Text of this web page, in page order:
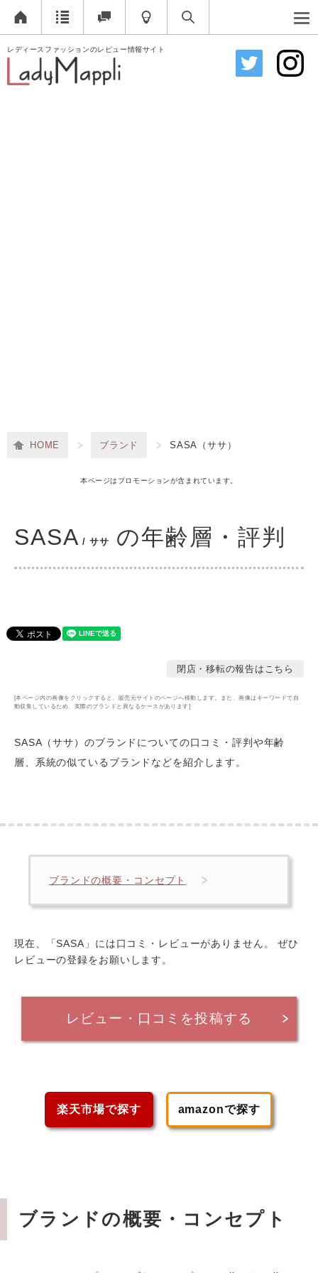
レディースファッションのレビュー情報サイト
HOME ブランド SASA（ササ）
本ページはプロモーションが含まれています。
SASA / ササ の年齢層・評判
閉店・移転の報告はこちら
[本ページ内の画像をクリックすると、販売元サイトのページへ移動します。また、画像はキーワードで自
動収集しているため、実際のブランドと異なるケースがあります]
SASA（ササ）のブランドについての口コミ・評判や年齢
層
、系統の似ているブランドなどを紹介します。
ブランドの概要・コンセプト
現在、「SASA」には口コミ・レビューがありません。 ぜひ
レビューの登録をお願いします。
レビュー・口コミを投稿する
楽天市場で探す amazonで探す
ブランドの概要・コンセプト